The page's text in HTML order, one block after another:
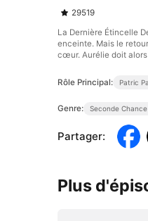
29519
La Dernière Étincelle
enceinte. Mais le
cœur. Aurélie doit
Rôle Principal: Patric
Genre: Seconde Chance
Partager:
Plus